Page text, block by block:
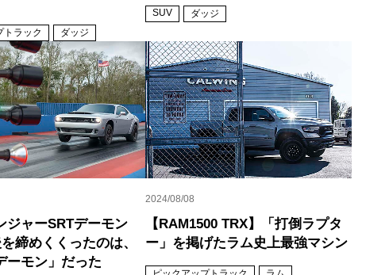
トラック ダッジ
SUV ダッジ
ジャーSRTデーモン
締めくくったのは、
ーモン」だった
2024/08/08
【RAM1500 TRX】「打倒ラプタ
ー」を掲げたラム史上最強マシン